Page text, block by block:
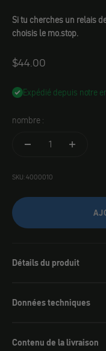
Si tu cherches un relais
choisis le mo.stop.
Angebot
$44.00
Expédié depuis notre
nombre :
SKU: 4000010
Détails du produit
Données techniques
Contenu de la livraison